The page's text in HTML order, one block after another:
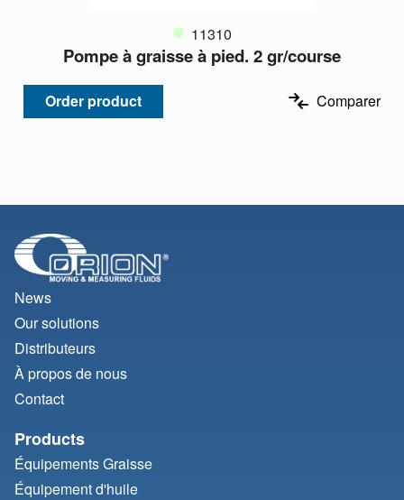
11310
Pompe à graisse à pied. 2 gr/course
Order product Comparer
News
Our solutions
Distributeurs
À propos de nous
Contact
Products
Équipements Graisse
Équipement d'huile